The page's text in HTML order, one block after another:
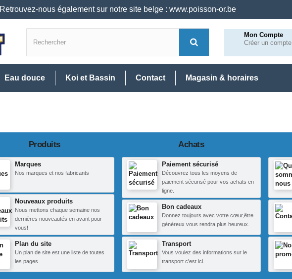
Retrouvez-nous également sur notre site belge : www.poisson-or.be
Mon Compte
Créer un compte
Eau douce Koi et Bassin Contact Magasin & horaires
Produits
Marques
Nos marques et nos fabricants
Nouveaux produits
Nous mettons chaque semaine nos
dernières nouveautés en avant pour
vous!
Plan du site
Un plan de site est une liste de toutes
les pages.
Achats
Paiement sécurisé
Découvrez tous les moyens de
paiement sécurisé pour vos achats en
ligne.
Bon cadeaux
Donnez toujours avec votre cœur,être
généreux vous rendra plus heureux.
Transport
Vous voulez des informations sur le
transport c'est ici.